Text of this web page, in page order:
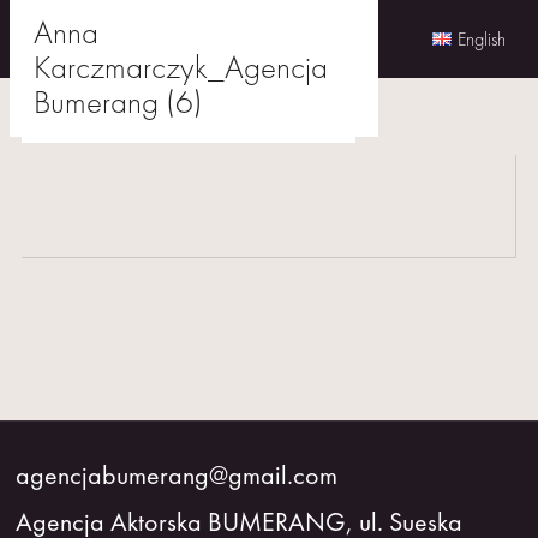
AKTORZY
O
English
content
agencjabumerang@gmail.com
Anna
Karczmarczyk_Agencja
Bumerang (6)
agencjabumerang@gmail.com
Agencja Aktorska BUMERANG, ul. Sueska